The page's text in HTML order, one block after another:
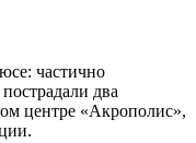
частично
два
центре «Акрополис»,